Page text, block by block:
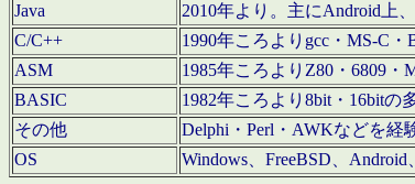
Java
2010年より。主にAndroid上
C/C++
1990年ころよりgcc・MS-C・
ASM
1985年ころよりZ80・6809・
BASIC
1982年ころより8bit・16bitの
その他
Delphi・Perl・AWKなどを経
OS
Windows、FreeBSD、